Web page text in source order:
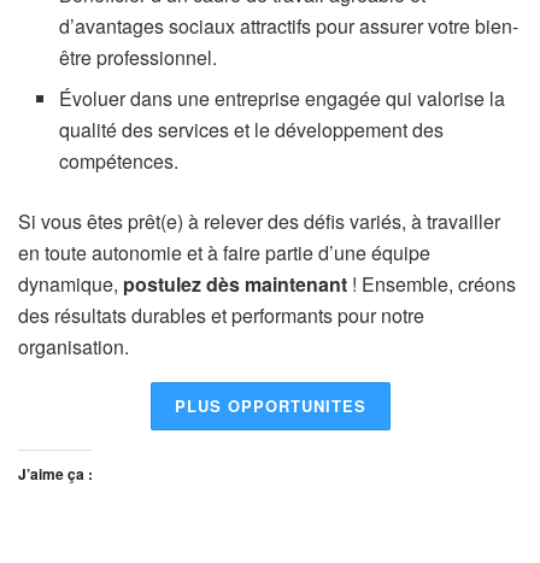
d’avantages sociaux attractifs pour assurer votre bien-
être professionnel.
Évoluer dans une entreprise engagée qui valorise la
qualité des services et le développement des
compétences.
Si vous êtes prêt(e) à relever des défis variés, à travailler
en toute autonomie et à faire partie d’une équipe
dynamique, postulez dès maintenant ! Ensemble, créons
des résultats durables et performants pour notre
organisation.
PLUS OPPORTUNITES
J’aime ça :